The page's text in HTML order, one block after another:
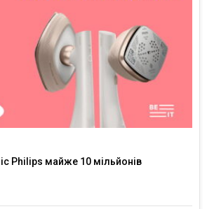
Philips майже 10 мільйонів